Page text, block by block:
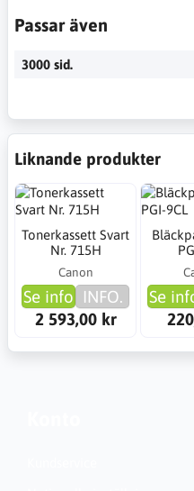
Passar även
3000 sid.
Liknande produkter
Tonerkassett Svart
Nr. 715H
Canon
Se info INFO.
2 593,00 kr
Se